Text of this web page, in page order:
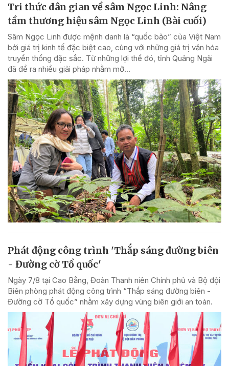
Tri thức dân gian về sâm Ngọc Linh: Nâng
tầm thương hiệu sâm Ngọc Linh (Bài cuối)
Sâm Ngọc Linh được mệnh danh là “quốc bảo” của Việt Nam
bởi giá trị kinh tế đặc biệt cao, cùng với những giá trị văn hóa
truyền thống đặc sắc. Từ những lợi thế đó, tỉnh Quảng Ngãi
đã đề ra nhiều giải pháp nhằm mở...
Phát động công trình 'Thắp sáng đường biên
- Đường cờ Tổ quốc'
Ngày 7/8 tại Cao Bằng, Đoàn Thanh niên Chính phủ và Bộ đội
Biên phòng phát động công trình “Thắp sáng đường biên -
Đường cờ Tổ quốc” nhằm xây dựng vùng biên giới an toàn.